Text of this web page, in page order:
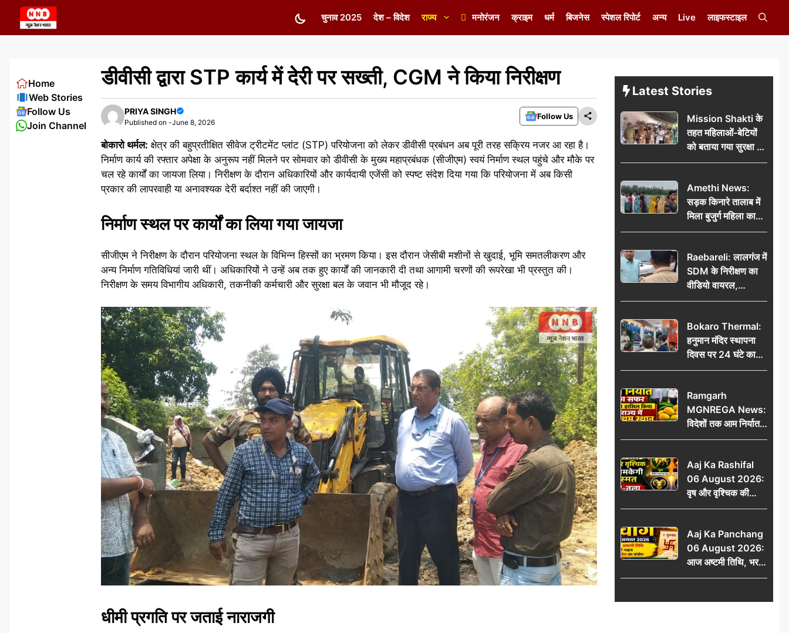
content
चुनाव 2025 देश – विदेश राज्य मनोरंजन क्राइम धर्म बिजनेस स्पेशल रिपोर्ट अन्य Live लाइफस्टाइल
डीवीसी द्वारा STP कार्य में देरी पर सख्ती, CGM ने किया निरीक्षण
PRIYA SINGH
Published on -June 8, 2026
Follow Us
बोकारो थर्मल: क्षेत्र की बहुप्रतीक्षित सीवेज ट्रीटमेंट प्लांट (STP) परियोजना को लेकर डीवीसी प्रबंधन अब पूरी तरह सक्रिय नजर आ रहा है।
निर्माण कार्य की रफ्तार अपेक्षा के अनुरूप नहीं मिलने पर सोमवार को डीवीसी के मुख्य महाप्रबंधक (सीजीएम) स्वयं निर्माण स्थल पहुंचे और मौके पर
चल रहे कार्यों का जायजा लिया। निरीक्षण के दौरान अधिकारियों और कार्यदायी एजेंसी को स्पष्ट संदेश दिया गया कि परियोजना में अब किसी
प्रकार की लापरवाही या अनावश्यक देरी बर्दाश्त नहीं की जाएगी।
निर्माण स्थल पर कार्यों का लिया गया जायजा
सीजीएम ने निरीक्षण के दौरान परियोजना स्थल के विभिन्न हिस्सों का भ्रमण किया। इस दौरान जेसीबी मशीनों से खुदाई, भूमि समतलीकरण और
अन्य निर्माण गतिविधियां जारी थीं। अधिकारियों ने उन्हें अब तक हुए कार्यों की जानकारी दी तथा आगामी चरणों की रूपरेखा भी प्रस्तुत की।
निरीक्षण के समय विभागीय अधिकारी, तकनीकी कर्मचारी और सुरक्षा बल के जवान भी मौजूद रहे।
धीमी प्रगति पर जताई नाराजगी
Home
Web Stories
Follow Us
Join Channel
Latest Stories
Mission Shakti के
तहत महिलाओं-बेटियों
को बताया गया सुरक्षा के
अधिकार
Amethi News:
सड़क किनारे तालाब में
मिला बुजुर्ग महिला का
शव, संदिग्ध परिस्थितियों
Raebareli: लालगंज में
SDM के निरीक्षण का
वीडियो वायरल,
प्रशासनिक सक्रियता
कवायद?
Bokaro Thermal:
हनुमान मंदिर स्थापना
दिवस पर 24 घंटे का
अखंड हरि कीर्तन,
थर्मल
Ramgarh
MGNREGA News:
विदेशों तक आम निर्यात
का सफर, जिले ने
प्रथम स्थान
Aaj Ka Rashifal
06 August 2026:
वृष और वृश्चिक की
चमकेगी किस्मत, मेष-
Aaj Ka Panchang
06 August 2026:
आज अष्टमी तिथि, भरणी
नक्षत्र और गंड योग का
राहुकाल और दिनभर का